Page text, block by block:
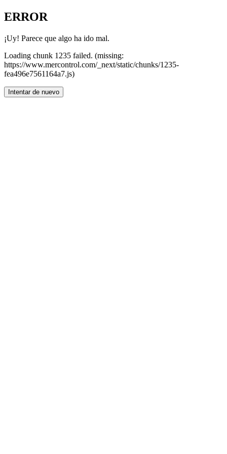
ERROR
¡Uy! Parece que algo ha ido mal.
Loading chunk 1235 failed. (missing:
https://www.mercontrol.com/_next/static/chunks/1235-
fea496e7561164a7.js)
Intentar de nuevo